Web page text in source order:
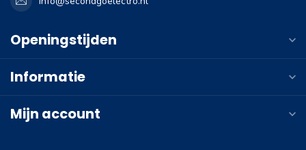
Openingstijden
Informatie
Mijn account